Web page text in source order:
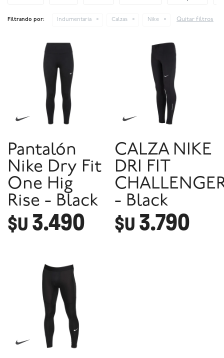
Filtrando por: Indumentaria Calzas Nike Quitar filtros
Pantalón
Nike Dry Fit
One Hig
Rise - Black
$U 3.490
CALZA NIKE
DRI FIT
- Black
$U 3.790